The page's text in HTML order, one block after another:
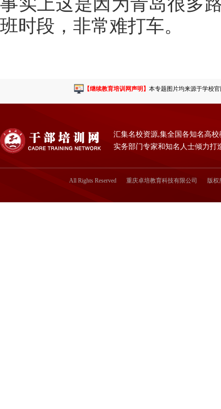
班时段，非常难打车。
【继续教育培训网声明】 本专题图片均来源于学校
汇集名校资源,集全国各知名高校
实务部门专家和知名人士倾力打
All Rights Reserved 重庆卓培教育科技有限公司 版权